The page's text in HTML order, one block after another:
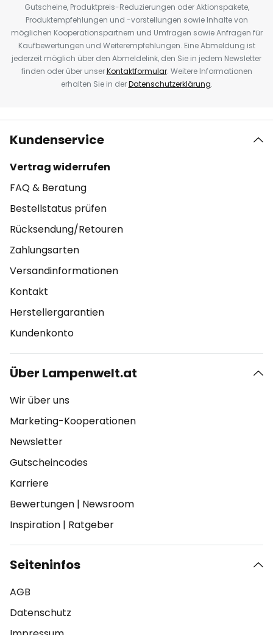
Gutscheine, Produktpreis-Reduzierungen oder Aktionspakete,
Produktempfehlungen und -vorstellungen sowie Inhalte von
möglichen Kooperationspartnern und Umfragen sowie Anfragen für
Kaufbewertungen und Weiterempfehlungen. Eine Abmeldung ist
jederzeit möglich über den Abmeldelink, den Sie in jedem Newsletter
finden oder über unserKontaktformular. Weitere Informationen
erhalten Sie in derDatenschutzerklärung.
Kundenservice
Vertrag widerrufen
FAQ & Beratung
Bestellstatus prüfen
Rücksendung/Retouren
Zahlungsarten
Versandinformationen
Kontakt
Herstellergarantien
Kundenkonto
Über Lampenwelt.at
Wir über uns
Marketing-Kooperationen
Newsletter
Gutscheincodes
Karriere
Bewertungen | Newsroom
Inspiration | Ratgeber
Seiteninfos
AGB
Datenschutz